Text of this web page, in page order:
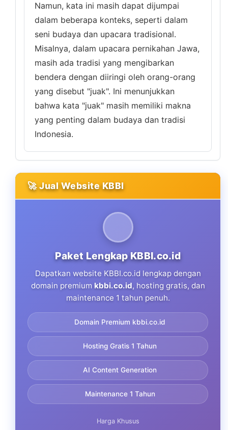
Namun, kata ini masih dapat dijumpai
dalam beberapa konteks, seperti dalam
seni budaya dan upacara tradisional.
Misalnya, dalam upacara pernikahan Jawa,
masih ada tradisi yang mengibarkan
bendera dengan diiringi oleh orang-orang
yang disebut "juak". Ini menunjukkan
bahwa kata "juak" masih memiliki makna
yang penting dalam budaya dan tradisi
Indonesia.
🚀 Jual Website KBBI
Paket Lengkap KBBI.co.id
Dapatkan website KBBI.co.id lengkap dengan
domain premium kbbi.co.id, hosting gratis, dan
maintenance 1 tahun penuh.
Domain Premium kbbi.co.id
Hosting Gratis 1 Tahun
AI Content Generation
Maintenance 1 Tahun
Harga Khusus